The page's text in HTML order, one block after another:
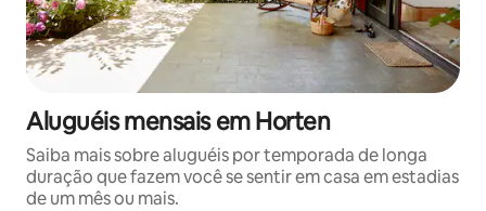
Aluguéis mensais em Horten
Saiba mais sobre aluguéis por temporada de longa
duração que fazem você se sentir em casa em estadias
de um mês ou mais.